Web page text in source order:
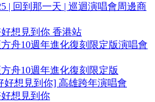
| 回到那一天 | 巡迴演唱會周邊商
好想見到你 香港站
方舟10週年進化復刻限定版演唱會
方舟10週年進化復刻限定版
好想見到你] 高雄跨年演唱會
好想見到你